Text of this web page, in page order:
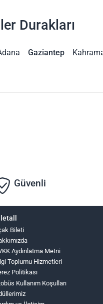
Durakları
Gaziantep
Güvenli
Bileti
Aydınlatma Metni
Toplumu Hizmetleri
Politikası
Kullanım Koşulları